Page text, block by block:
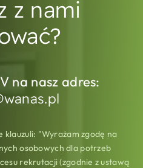
z nami
na nasz adres:
klauzuli: "Wyrażam zgodę na
osobowych dla potrzeb
rekrutacji (zgodnie z ustawą